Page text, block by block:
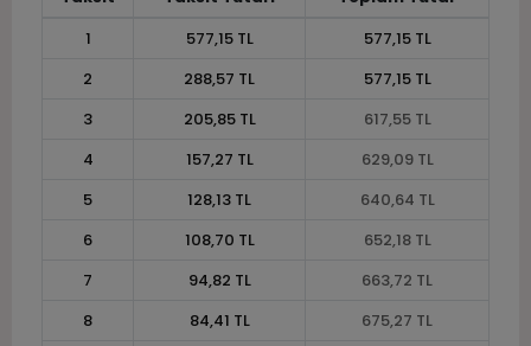
1
577,15 TL
577,15 TL
2
288,57 TL
577,15 TL
3
205,85 TL
617,55 TL
4
157,27 TL
629,09 TL
5
128,13 TL
640,64 TL
6
108,70 TL
652,18 TL
7
94,82 TL
663,72 TL
8
84,41 TL
675,27 TL